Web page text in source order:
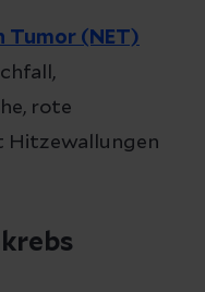
Tumor (NET)
rote
Hitzewallungen